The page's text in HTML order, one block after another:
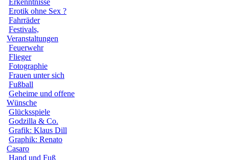
Erkenntnisse
Erotik ohne Sex ?
Fahrräder
Festivals,
Veranstaltungen
Feuerwehr
Flieger
Fotographie
Frauen unter sich
Fußball
Geheime und offene
Wünsche
Glücksspiele
Godzilla & Co.
Grafik: Klaus Dill
Graphik: Renato
Casaro
Hand und Fuß